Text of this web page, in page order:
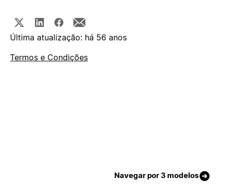
Última atualização: há 56 anos
Termos e Condições
Navegar por 3 modelos